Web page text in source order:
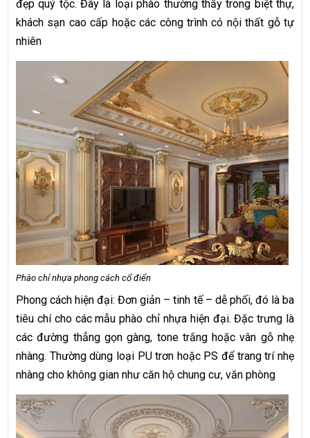
đẹp quý tộc. Đây là loại phào thường thấy trong biệt thự,
khách sạn cao cấp hoặc các công trình có nội thất gỗ tự
nhiên
Phào chỉ nhựa phong cách cổ điển
Phong cách hiện đại: Đơn giản – tinh tế – dễ phối, đó là ba
tiêu chí cho các mẫu phào chỉ nhựa hiện đại. Đặc trưng là
các đường thẳng gọn gàng, tone trắng hoặc vân gỗ nhẹ
nhàng. Thường dùng loại PU trơn hoặc PS để trang trí nhẹ
nhàng cho không gian như căn hộ chung cư, văn phòng